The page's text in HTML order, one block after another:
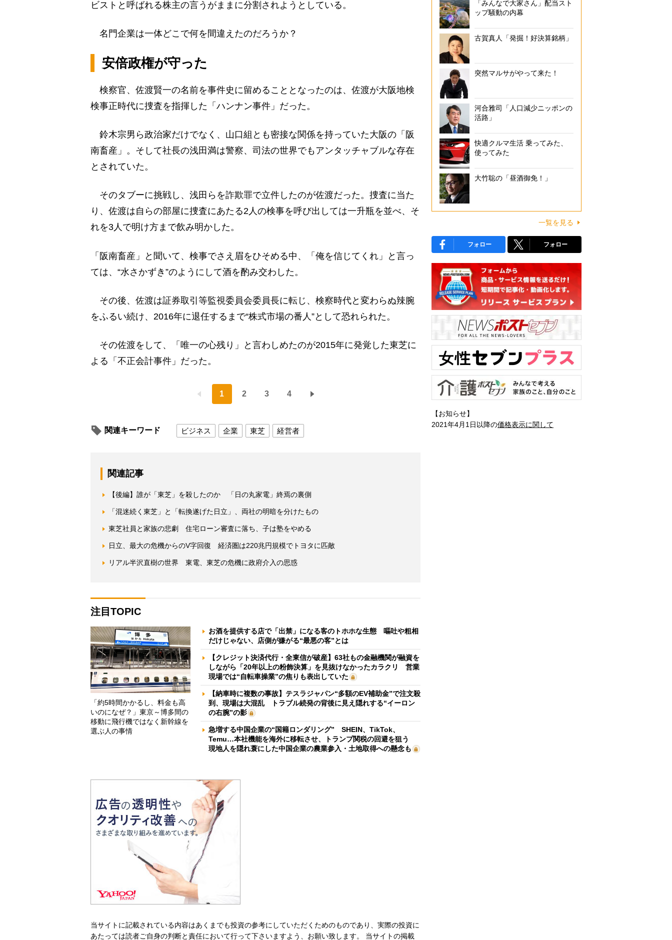
ビストと呼ばれる株主の言うがままに分割されようとしている。
名門企業は一体どこで何を間違えたのだろうか？
安倍政権が守った
検察官、佐渡賢一の名前を事件史に留めることとなったのは、佐渡が大阪地検
検事正時代に捜査を指揮した「ハンナン事件」だった。
鈴木宗男ら政治家だけでなく、山口組とも密接な関係を持っていた大阪の「阪
南畜産」。そして社長の浅田満は警察、司法の世界でもアンタッチャブルな存在
とされていた。
そのタブーに挑戦し、浅田らを詐欺罪で立件したのが佐渡だった。捜査に当た
り、佐渡は自らの部屋に捜査にあたる2人の検事を呼び出しては一升瓶を並べ、そ
れを3人で明け方まで飲み明かした。
「阪南畜産」と聞いて、検事でさえ眉をひそめる中、「俺を信じてくれ」と言っ
ては、“水さかずき”のようにして酒を酌み交わした。
その後、佐渡は証券取引等監視委員会委員長に転じ、検察時代と変わらぬ辣腕
をふるい続け、2016年に退任するまで“株式市場の番人”として恐れられた。
その佐渡をして、「唯一の心残り」と言わしめたのが2015年に発覚した東芝に
よる「不正会計事件」だった。
1 2 3 4
関連キーワード ビジネス 企業 東芝 経営者
関連記事
【後編】誰が「東芝」を殺したのか 「日の丸家電」終焉の裏側
「混迷続く東芝」と「転換遂げた日立」、両社の明暗を分けたもの
東芝社員と家族の悲劇 住宅ローン審査に落ち、子は塾をやめる
日立、最大の危機からのV字回復 経済圏は220兆円規模でトヨタに匹敵
リアル半沢直樹の世界 東電、東芝の危機に政府介入の思惑
注目TOPIC
「約5時間かかるし、料金も高
いのになぜ？」東京～博多間の
移動に飛行機ではなく新幹線を
選ぶ人の事情
お酒を提供する店で「出禁」になる客のトホホな生態 嘔吐や粗相
だけじゃない、店側が嫌がる“最悪の客”とは
【クレジット決済代行・全東信が破産】63社もの金融機関が融資を
しながら「20年以上の粉飾決算」を見抜けなかったカラクリ 営業
現場では“自転車操業”の焦りも表出していた
【納車時に複数の事故】テスラジャパン“多額のEV補助金”で注文殺
到、現場は大混乱 トラブル続発の背後に見え隠れする“イーロン
の右腕”の影
急増する中国企業の“国籍ロンダリング” SHEIN、TikTok、
Temu…本社機能を海外に移転させ、トランプ関税の回避を狙う
現地人を隠れ蓑にした中国企業の農業参入・土地取得への懸念も
当サイトに記載されている内容はあくまでも投資の参考にしていただくためのものであり、実際の投資に
あたっては読者ご自身の判断と責任において行って下さいますよう、お願い致します。 当サイトの掲載
「みんなで大家さん」配当スト
ップ騒動の内幕
古賀真人「発掘！好決算銘柄」
突然マルサがやって来た！
河合雅司「人口減少ニッポンの
活路」
快適クルマ生活 乗ってみた、
使ってみた
大竹聡の「昼酒御免！」
一覧を見る
フォロー フォロー
【お知らせ】
2021年4月1日以降の価格表示に関して